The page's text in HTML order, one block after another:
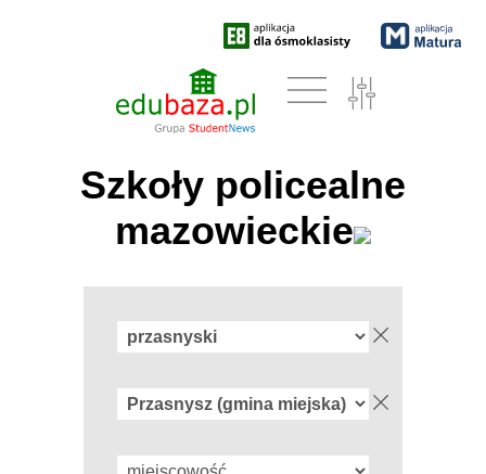
Szkoły policealne
mazowieckie